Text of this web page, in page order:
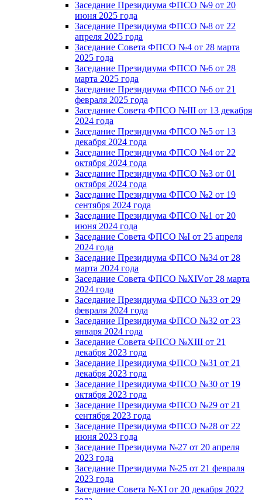
Заседание Президиума ФПСО №9 от 20
июня 2025 года
Заседание Президиума ФПСО №8 от 22
апреля 2025 года
Заседание Совета ФПСО №4 от 28 марта
2025 года
Заседание Президиума ФПСО №6 от 28
марта 2025 года
Заседание Президиума ФПСО №6 от 21
февраля 2025 года
Заседание Совета ФПСО №III от 13 декабря
2024 года
Заседание Президиума ФПСО №5 от 13
декабря 2024 года
Заседание Президиума ФПСО №4 от 22
октября 2024 года
Заседание Президиума ФПСО №3 от 01
октября 2024 года
Заседание Президиума ФПСО №2 от 19
сентября 2024 года
Заседание Президиума ФПСО №1 от 20
июня 2024 года
Заседание Совета ФПСО №I от 25 апреля
2024 года
Заседание Президиума ФПСО №34 от 28
марта 2024 года
Заседание Совета ФПСО №XIVот 28 марта
2024 года
Заседание Президиума ФПСО №33 от 29
февраля 2024 года
Заседание Президиума ФПСО №32 от 23
января 2024 года
Заседание Совета ФПСО №XIII от 21
декабря 2023 года
Заседание Президиума ФПСО №31 от 21
декабря 2023 года
Заседание Президиума ФПСО №30 от 19
октября 2023 года
Заседание Президиума ФПСО №29 от 21
сентября 2023 года
Заседание Президиума ФПСО №28 от 22
июня 2023 года
Заседание Президиума №27 от 20 апреля
2023 года
Заседание Президиума №25 от 21 февраля
2023 года
Заседание Совета №XI от 20 декабря 2022